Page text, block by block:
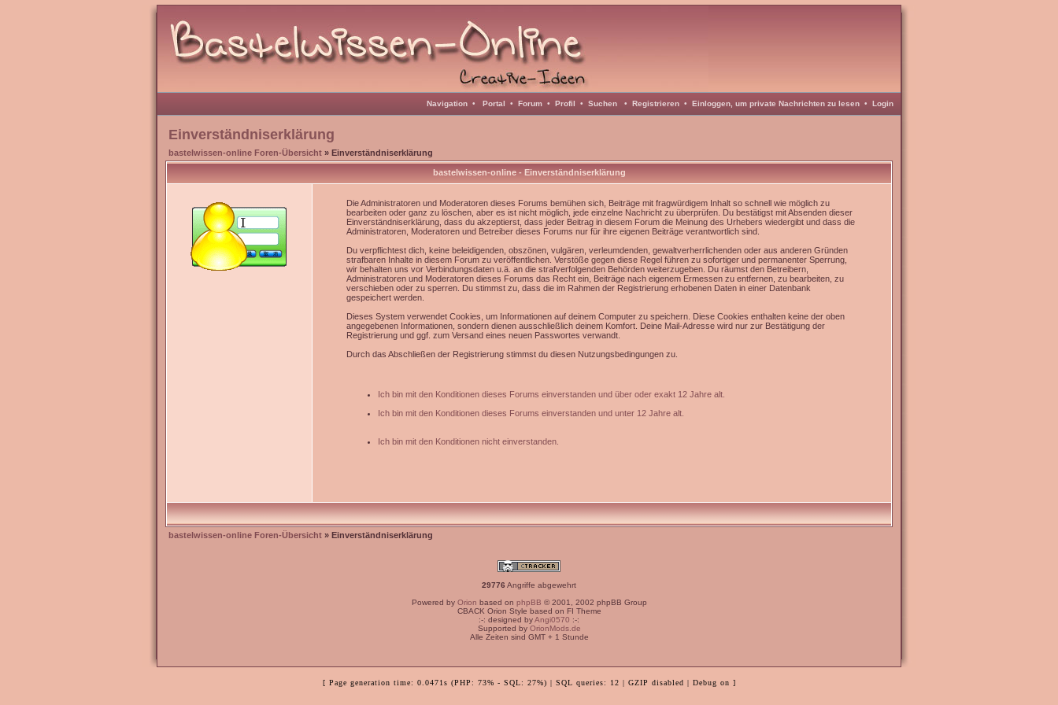
Navigation • Portal • Forum • Profil • Suchen • Registrieren • Einloggen, um private Nachrichten zu lesen • Login
Einverständniserklärung
bastelwissen-online Foren-Übersicht » Einverständniserklärung
bastelwissen-online - Einverständniserklärung
Die Administratoren und Moderatoren dieses Forums bemühen sich, Beiträge mit fragwürdigem Inhalt so schnell wie möglich zu
bearbeiten oder ganz zu löschen, aber es ist nicht möglich, jede einzelne Nachricht zu überprüfen. Du bestätigst mit Absenden dieser
Einverständniserklärung, dass du akzeptierst, dass jeder Beitrag in diesem Forum die Meinung des Urhebers wiedergibt und dass die
Administratoren, Moderatoren und Betreiber dieses Forums nur für ihre eigenen Beiträge verantwortlich sind.
Du verpflichtest dich, keine beleidigenden, obszönen, vulgären, verleumdenden, gewaltverherrlichenden oder aus anderen Gründen
strafbaren Inhalte in diesem Forum zu veröffentlichen. Verstöße gegen diese Regel führen zu sofortiger und permanenter Sperrung,
wir behalten uns vor Verbindungsdaten u.ä. an die strafverfolgenden Behörden weiterzugeben. Du räumst den Betreibern,
Administratoren und Moderatoren dieses Forums das Recht ein, Beiträge nach eigenem Ermessen zu entfernen, zu bearbeiten, zu
verschieben oder zu sperren. Du stimmst zu, dass die im Rahmen der Registrierung erhobenen Daten in einer Datenbank
gespeichert werden.
Dieses System verwendet Cookies, um Informationen auf deinem Computer zu speichern. Diese Cookies enthalten keine der oben
angegebenen Informationen, sondern dienen ausschließlich deinem Komfort. Deine Mail-Adresse wird nur zur Bestätigung der
Registrierung und ggf. zum Versand eines neuen Passwortes verwandt.
Durch das Abschließen der Registrierung stimmst du diesen Nutzungsbedingungen zu.
Ich bin mit den Konditionen dieses Forums einverstanden und über oder exakt 12 Jahre alt.
Ich bin mit den Konditionen dieses Forums einverstanden und unter 12 Jahre alt.
Ich bin mit den Konditionen nicht einverstanden.
bastelwissen-online Foren-Übersicht » Einverständniserklärung
29776 Angriffe abgewehrt
Powered by Orion based on phpBB © 2001, 2002 phpBB Group
CBACK Orion Style based on FI Theme
:-: designed byAngi0570 :-:
Supported by OrionMods.de
Alle Zeiten sind GMT + 1 Stunde
[ Page generation time: 0.0471s (PHP: 73% - SQL: 27%) | SQL queries: 12 | GZIP disabled | Debug on ]